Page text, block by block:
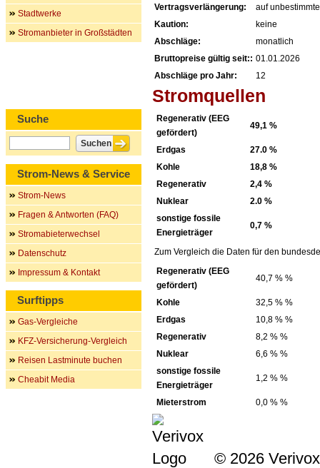
Vertragsverlängerung:
auf
Kaution:
keine
Abschläge:
monatlich
Bruttopreise gültig seit:: 01.01.2026
Abschläge pro Jahr:
12
Stromquellen
Regenerativ (EEG
gefördert)
49,1 %
Erdgas
27.0 %
Kohle
18,8 %
Regenerativ
2,4 %
Nuklear
2.0 %
sonstige fossile
Energieträger
0,7 %
Zum Vergleich die Daten für den
Regenerativ (EEG
gefördert)
40,7 % %
Kohle
32,5 % %
Erdgas
10,8 % %
Regenerativ
8,2 % %
Nuklear
6,6 % %
sonstige fossile
Energieträger
1,2 % %
Mieterstrom 0,0 % %
© 2026
Stadtwerke
Stromanbieter in Großstädten
Suche
Strom-News & Service
Strom-News
Fragen & Antworten (FAQ)
Stromabieterwechsel
Datenschutz
Impressum & Kontakt
Surftipps
Gas-Vergleiche
KFZ-Versicherung-Vergleich
Reisen Lastminute buchen
Cheabit Media